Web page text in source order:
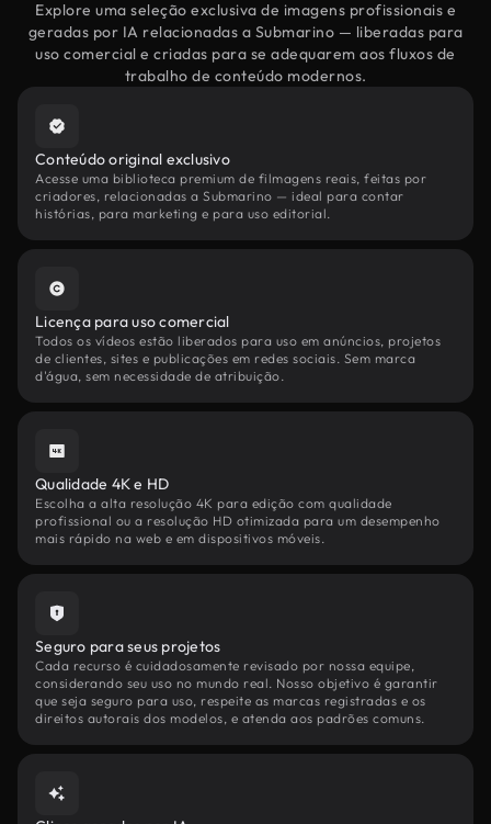
Explore uma seleção exclusiva de imagens profissionais e
geradas por IA relacionadas a Submarino — liberadas para
uso comercial e criadas para se adequarem aos fluxos de
trabalho de conteúdo modernos.
Conteúdo original exclusivo
Acesse uma biblioteca premium de filmagens reais, feitas por
criadores, relacionadas a Submarino — ideal para contar
histórias, para marketing e para uso editorial.
Licença para uso comercial
Todos os vídeos estão liberados para uso em anúncios, projetos
de clientes, sites e publicações em redes sociais. Sem marca
d'água, sem necessidade de atribuição.
Qualidade 4K e HD
Escolha a alta resolução 4K para edição com qualidade
profissional ou a resolução HD otimizada para um desempenho
mais rápido na web e em dispositivos móveis.
Seguro para seus projetos
Cada recurso é cuidadosamente revisado por nossa equipe,
considerando seu uso no mundo real. Nosso objetivo é garantir
que seja seguro para uso, respeite as marcas registradas e os
direitos autorais dos modelos, e atenda aos padrões comuns.